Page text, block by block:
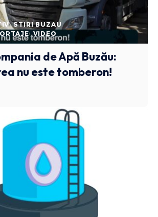
STIRI BUZAU
VIDEO
de Apă Buzău:
nu este tomberon!